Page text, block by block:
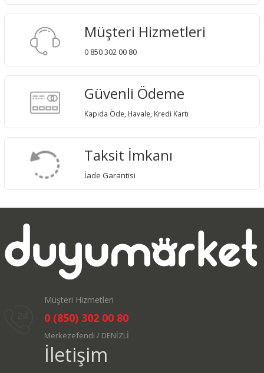
Müşteri Hizmetleri
0 850 302 00 80
Güvenli Ödeme
Kapıda Öde, Havale, Kredi Kartı
Taksit İmkanı
İade Garantisi
Müşteri Hizmetleri
0 (850) 302 00 80
Merkezefendi / DENİZLİ
İletişim